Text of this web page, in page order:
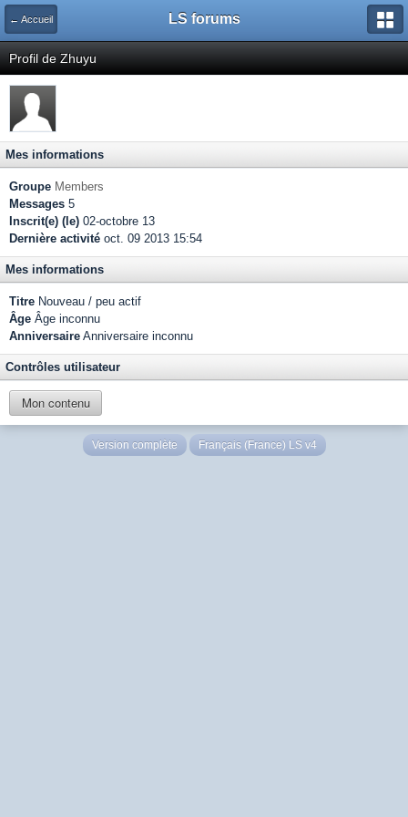
← Accueil LS forums
Profil de Zhuyu
Mes informations
Groupe Members
Messages 5
Inscrit(e) (le) 02-octobre 13
Dernière activité oct. 09 2013 15:54
Mes informations
Titre Nouveau / peu actif
Âge Âge inconnu
Anniversaire Anniversaire inconnu
Contrôles utilisateur
Mon contenu
Version complète Français (France) LS v4